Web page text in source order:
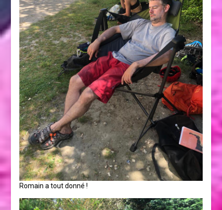
Romain a tout donné !